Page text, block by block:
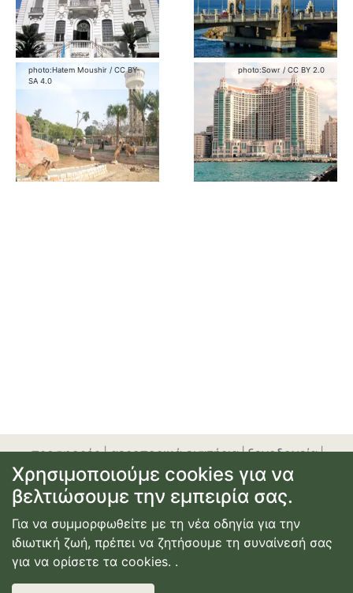
photo:Hatem Moushir / CC BY-
SA 4.0
photo:Sowr / CC BY 2.0
προσφορές|αεροπορικά εισιτήρια|ξενοδοχεία|
ενοικίαση αυτοκινήτου|ακτοπλοϊκά εισιτήρια|
ή σύνδεση| επικοινωνία | όροι χρήσης|πολιτική
απορρήτου
© Copyright2026 Κατασκευή Ιστοσελίδας
Webdimension
Χρησιμοποιούμε cookies για να
βελτιώσουμε την εμπειρία σας.
Για να συμμορφωθείτε με τη νέα οδηγία για την
ιδιωτική ζωή, πρέπει να ζητήσουμε τη συναίνεσή σας
για να ορίσετε τα cookies. .